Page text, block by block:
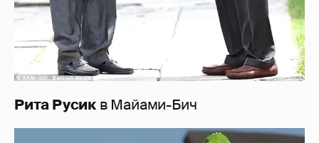
Рита Русик в Майами-Бич